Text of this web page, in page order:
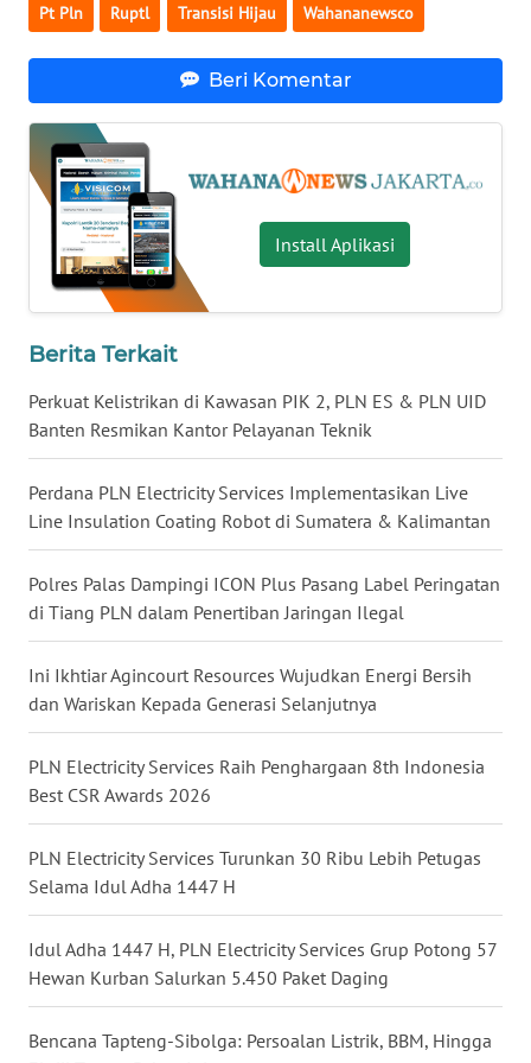
Pt Pln Ruptl Transisi Hijau Wahananewsco
Beri Komentar
Install Aplikasi
Berita Terkait
Perkuat Kelistrikan di Kawasan PIK 2, PLN ES & PLN UID
Banten Resmikan Kantor Pelayanan Teknik
Perdana PLN Electricity Services Implementasikan Live
Line Insulation Coating Robot di Sumatera & Kalimantan
Polres Palas Dampingi ICON Plus Pasang Label Peringatan
di Tiang PLN dalam Penertiban Jaringan Ilegal
Ini Ikhtiar Agincourt Resources Wujudkan Energi Bersih
dan Wariskan Kepada Generasi Selanjutnya
PLN Electricity Services Raih Penghargaan 8th Indonesia
Best CSR Awards 2026
PLN Electricity Services Turunkan 30 Ribu Lebih Petugas
Selama Idul Adha 1447 H
Idul Adha 1447 H, PLN Electricity Services Grup Potong 57
Hewan Kurban Salurkan 5.450 Paket Daging
Bencana Tapteng-Sibolga: Persoalan Listrik, BBM, Hingga
KALSEL
WN
KALTIM
WN
WN
GORONTALO
WN
SULUT
WN
MALUKU
MALUT
DAIRI
DANAU
TOBA
WN
NIAS
WN